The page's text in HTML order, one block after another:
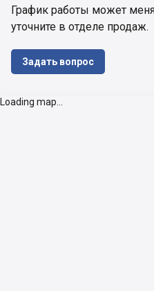
График работы может
уточните в отделе продаж.
Задать вопрос
Loading map...